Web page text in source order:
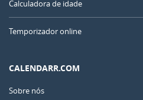
Calculadora de idade
Temporizador online
CALENDARR.COM
Sobre nós